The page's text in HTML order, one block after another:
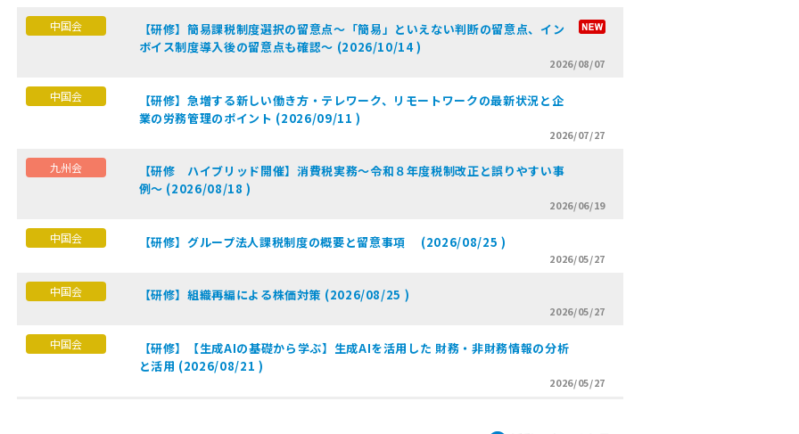
中国会
【研修】簡易課税制度選択の留意点～「簡易」といえない判断の留意点、イン
ボイス制度導入後の留意点も確認～ (2026/10/14 )
2026/08/07
中国会
【研修】急増する新しい働き方・テレワーク、リモートワークの最新状況と企
業の労務管理のポイント (2026/09/11 )
2026/07/27
九州会
【研修 ハイブリッド開催】消費税実務～令和８年度税制改正と誤りやすい事
例～ (2026/08/18 )
2026/06/19
中国会 【研修】グループ法人課税制度の概要と留意事項 (2026/08/25 )
2026/05/27
中国会 【研修】組織再編による株価対策 (2026/08/25 )
2026/05/27
中国会
【研修】【生成AIの基礎から学ぶ】生成AIを活用した 財務・非財務情報の分析
と活用 (2026/08/21 )
2026/05/27